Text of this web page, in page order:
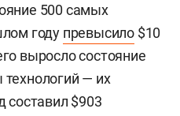
500 самых
году превысило $10
выросло состояние
— их
составил $903